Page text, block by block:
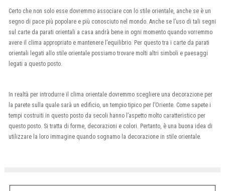
Certo che non solo esse dovremmo associare con lo stile orientale, anche se è un
segno di pace più popolare e più conosciuto nel mondo. Anche se l’uso di tali segni
sul carte da parati orientali a casa andrà bene in ogni momento quando vorremmo
avere il clima appropriato e mantenere l’equilibrio. Per questo tra i carte da parati
orientali legati allo stile orientale possiamo trovare molti altri simboli e paesaggi
legati a questo posto.
In realtà per introdurre il clima orientale dovremmo scegliere una decorazione per
la parete sulla quale sarà un edificio, un tempio tipico per l’Oriente. Come sapete i
tempi costruiti in questo posto da secoli hanno l’aspetto molto caratteristico per
questo posto. Si tratta di forme, decorazioni e colori. Pertanto, è una buona idea di
utilizzare la loro immagine quando sognamo la decorazione in stile orientale.